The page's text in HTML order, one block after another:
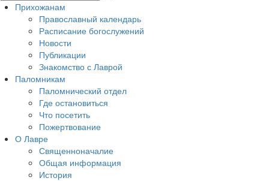
Прихожанам
Православный календарь
Расписание богослужений
Новости
Публикации
Знакомство с Лаврой
Паломникам
Паломнический отдел
Где остановиться
Что посетить
Пожертвование
О Лавре
Священноначалие
Общая информация
История